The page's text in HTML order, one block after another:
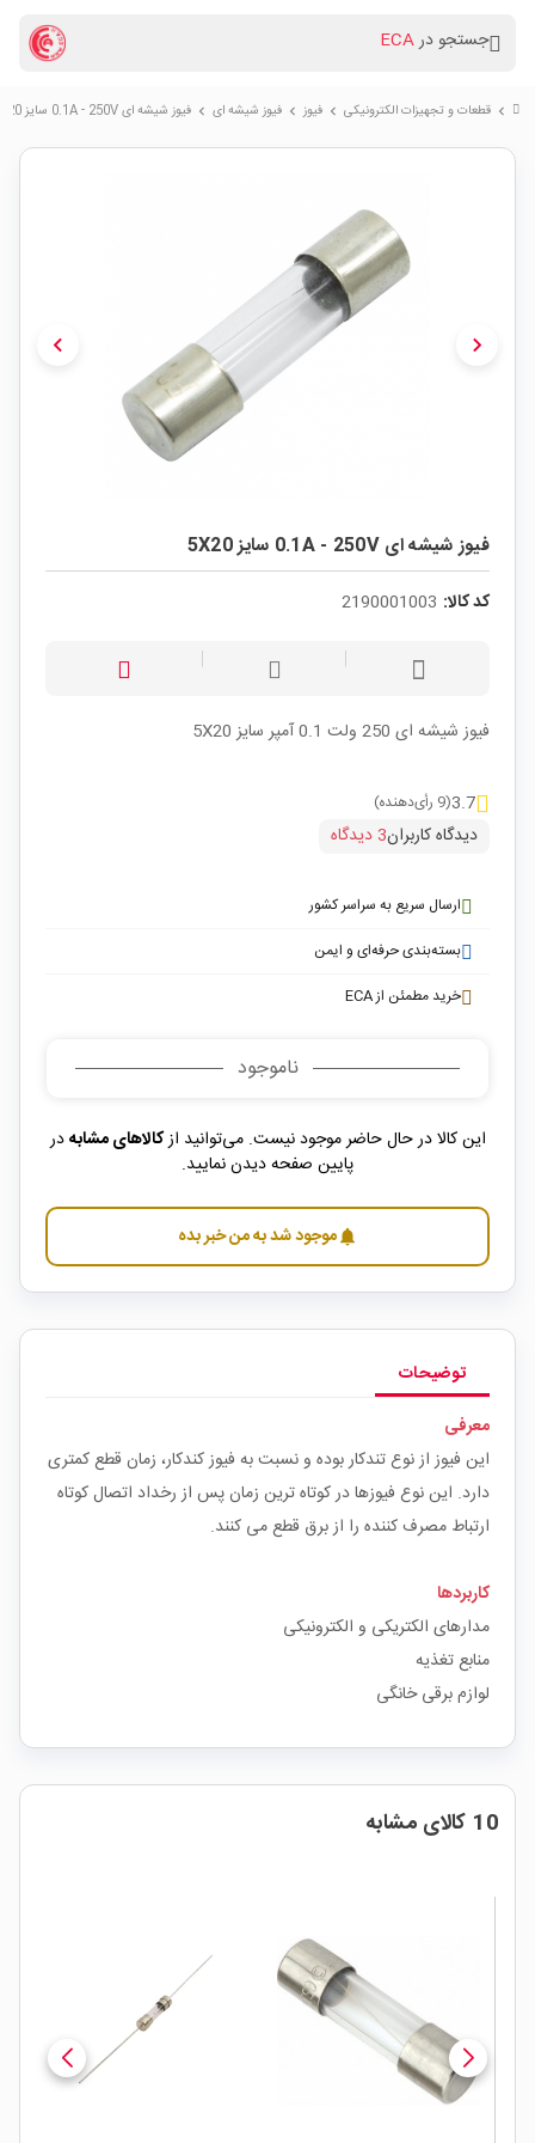
جستجو درECA
chevron_right قطعات و تجهیزات الکترونیکی chevron_right فیوز chevron_right فیوز شیشه ای chevron_right فیوز شیشه ای 0.1A - 250V سایز 5X20
chevron_left chevron_right
فیوز شیشه ای 0.1A - 250V سایز 5X20
کد کالا: 2190001003
فیوز شیشه ای 250 ولت 0.1 آمپر سایز 5X20
3.7(9 رأی‌دهنده)
دیدگاه کاربران3 دیدگاه
ارسال سریع به سراسر کشور
بسته‌بندی حرفه‌ای و ایمن
خرید مطمئن از ECA
ناموجود
این کالا در حال حاضر موجود نیست. می‌توانید ازکالاهای مشابهدر
پایین صفحه دیدن نمایید.
notificationsموجود شد به من خبر بده
توضیحات
معرفی
این فیوز از نوع تندکار بوده و نسبت به فیوز کندکار، زمان قطع کمتری
دارد. این نوع فیوزها در کوتاه ترین زمان پس از رخداد اتصال کوتاه
ارتباط مصرف کننده را از برق قطع می کنند.
کاربردها
مدارهای الکتریکی و الکترونیکی
منابع تغذیه
لوازم برقی خانگی
10 کالای مشابه